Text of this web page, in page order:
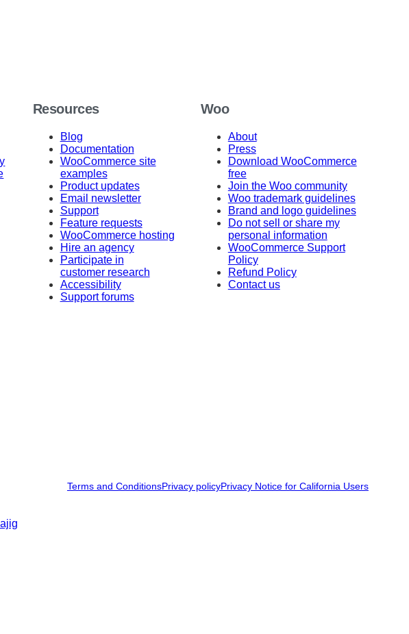
Resources
Blog
Documentation
WooCommerce site
examples
Product updates
Email newsletter
Support
Feature requests
WooCommerce hosting
Hire an agency
Participate in
customer research
Accessibility
Support forums
Woo
About
Press
Download WooCommerce
free
Join the Woo community
Woo trademark guidelines
Brand and logo guidelines
Do not sell or share my
personal information
WooCommerce Support
Policy
Refund Policy
Contact us
on LinkedIn
Terms and ConditionsPrivacy policyPrivacy Notice for California Users